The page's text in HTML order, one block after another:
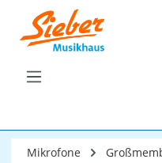
Zum Hauptinhalt springen
Mikrofone